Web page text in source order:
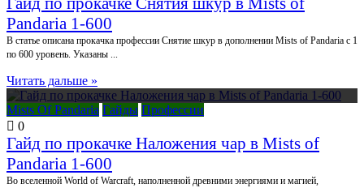
Pandaria 1-600
В статье описана прокачка профессии Снятие шкур в дополнении Mists of Pandaria с 1
по 600 уровень. Указаны ...
Читать дальше »
Mists Of Pandaria Гайды Профессии
0
Гайд по прокачке Наложения чар в Mists of
Pandaria 1-600
Во вселенной World of Warcraft, наполненной древними энергиями и магией,